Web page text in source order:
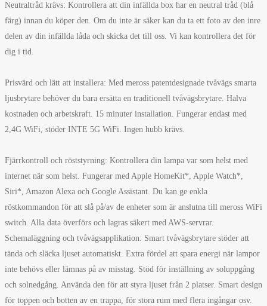
Neutraltråd krävs: Kontrollera att din infällda box har en neutral tråd (blå
färg) innan du köper den. Om du inte är säker kan du ta ett foto av den inre
delen av din infällda låda och skicka det till oss. Vi kan kontrollera det för
dig i tid.
Prisvärd och lätt att installera: Med meross patentdesignade tvåvägs smarta
ljusbrytare behöver du bara ersätta en traditionell tvåvägsbrytare. Halva
kostnaden och arbetskraft. 15 minuter installation. Fungerar endast med
2,4G WiFi, stöder INTE 5G WiFi. Ingen hubb krävs.
Fjärrkontroll och röststyrning: Kontrollera din lampa var som helst med
internet när som helst. Fungerar med Apple HomeKit*, Apple Watch*,
Siri*, Amazon Alexa och Google Assistant. Du kan ge enkla
röstkommandon för att slå på/av de enheter som är anslutna till meross WiFi
switch. Alla data överförs och lagras säkert med AWS-servrar.
Schemaläggning och tvåvägsapplikation: Smart tvåvägsbrytare stöder att
tända och släcka ljuset automatiskt. Extra fördel att spara energi när lampor
inte behövs eller lämnas på av misstag. Stöd för inställning av soluppgång
och solnedgång. Använda den för att styra ljuset från 2 platser. Smart design
för toppen och botten av en trappa, för stora rum med flera ingångar osv.